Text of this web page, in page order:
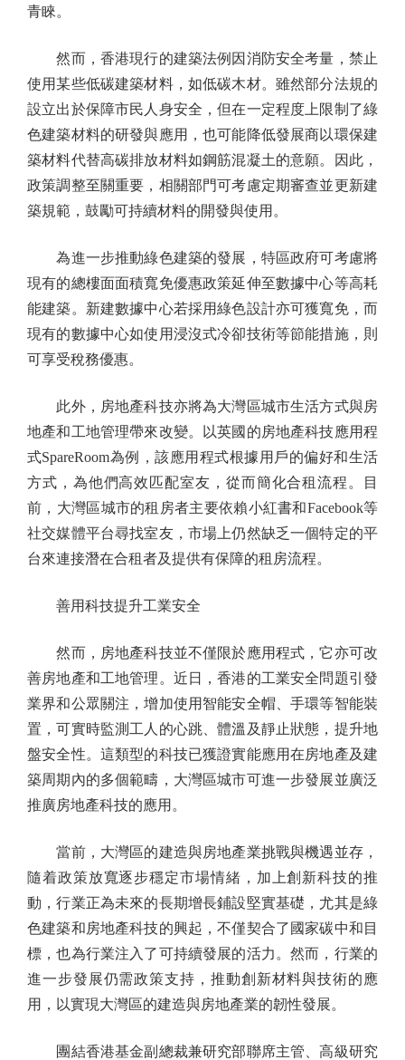
青睞。
然而，香港現行的建築法例因消防安全考量，禁止
使用某些低碳建築材料，如低碳木材。雖然部分法規的
設立出於保障市民人身安全，但在一定程度上限制了綠
色建築材料的研發與應用，也可能降低發展商以環保建
築材料代替高碳排放材料如鋼筋混凝土的意願。因此，
政策調整至關重要，相關部門可考慮定期審查並更新建
築規範，鼓勵可持續材料的開發與使用。
為進一步推動綠色建築的發展，特區政府可考慮將
現有的總樓面面積寬免優惠政策延伸至數據中心等高耗
能建築。新建數據中心若採用綠色設計亦可獲寬免，而
現有的數據中心如使用浸沒式冷卻技術等節能措施，則
可享受稅務優惠。
此外，房地產科技亦將為大灣區城市生活方式與房
地產和工地管理帶來改變。以英國的房地產科技應用程
式SpareRoom為例，該應用程式根據用戶的偏好和生活
方式，為他們高效匹配室友，從而簡化合租流程。目
前，大灣區城市的租房者主要依賴小紅書和Facebook等
社交媒體平台尋找室友，市場上仍然缺乏一個特定的平
台來連接潛在合租者及提供有保障的租房流程。
善用科技提升工業安全
然而，房地產科技並不僅限於應用程式，它亦可改
善房地產和工地管理。近日，香港的工業安全問題引發
業界和公眾關注，增加使用智能安全帽、手環等智能裝
置，可實時監測工人的心跳、體溫及靜止狀態，提升地
盤安全性。這類型的科技已獲證實能應用在房地產及建
築周期內的多個範疇，大灣區城市可進一步發展並廣泛
推廣房地產科技的應用。
當前，大灣區的建造與房地產業挑戰與機遇並存，
隨着政策放寬逐步穩定市場情緒，加上創新科技的推
動，行業正為未來的長期增長鋪設堅實基礎，尤其是綠
色建築和房地產科技的興起，不僅契合了國家碳中和目
標，也為行業注入了可持續發展的活力。然而，行業的
進一步發展仍需政策支持，推動創新材料與技術的應
用，以實現大灣區的建造與房地產業的韌性發展。
團結香港基金副總裁兼研究部聯席主管、高級研究